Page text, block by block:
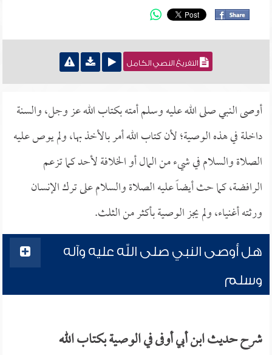
التفريغ النصي الكامل
أوصى النبي صلى الله عليه وسلم أمته بكتاب الله عز وجل، والسنة
داخلة في هذه الوصية؛ لأن كتاب الله أمر بالأخذ بها، ولم يوص عليه
الصلاة والسلام في شيء من المال أو الخلافة لأحد كما تزعم
الرافضة، كما حث أيضاً عليه الصلاة والسلام على ترك الإنسان
ورثته أغنياء، ولم يجز الوصية بأكثر من الثلث.
هل أوصى النبي صلى الله عليه وآله
وسلم
شرح حديث ابن أبي أوفى في الوصية بكتاب الله